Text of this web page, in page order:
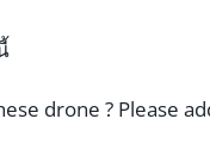
drone ? Please